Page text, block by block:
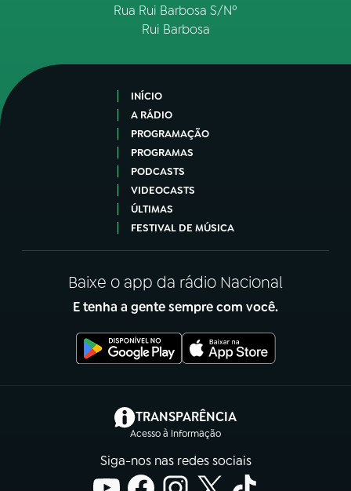
Rua Rui Barbosa S/Nº
Rui Barbosa
INÍCIO
A RÁDIO
PROGRAMAÇÃO
PROGRAMAS
PODCASTS
VIDEOCASTS
ÚLTIMAS
FESTIVAL DE MÚSICA
Baixe o app da rádio Nacional
E tenha a gente sempre com você.
TRANSPARÊNCIA
Acesso à Informação
(abre em nova aba)
Siga-nos nas redes sociais